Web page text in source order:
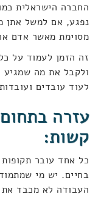
החברה הישראלית
נפגע, אם למשל אתן
מסוימת מאשר אדם
זה הזמן לעמוד על
ולקבל את מה שמגיע
לעוד עובדים
עזרה
קשות:
כל אחד עובר תקופות
בחיים. יש מי
העבודה לא מכבד את